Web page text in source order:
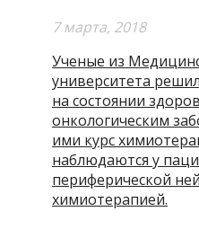
7 мартa, 2018
Ученые из
университета
на состоянии
онкологическим
ими курс
наблюдаются у
периферической
химиотерапией.